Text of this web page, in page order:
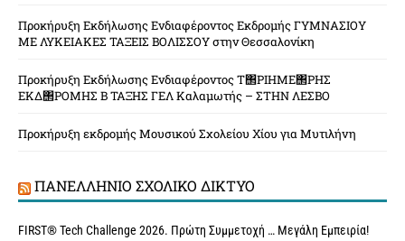
Προκήρυξη Εκδήλωσης Ενδιαφέροντος Εκδρομής ΓΥΜΝΑΣΙΟΥ
ΜΕ ΛΥΚΕΙΑΚΕΣ ΤΑΞΕΙΣ ΒΟΛΙΣΣΟΥ στην Θεσσαλονίκη
Προκήρυξη Εκδήλωσης Ενδιαφέροντος Τ΢ΡΙΗΜΕ΢ΡΗΣ
ΕΚΔ΢ΡΟΜΗΣ Β ΤΑΞΗΣ ΓΕΛ Καλαμωτής – ΣΤΗΝ ΛΕΣΒΟ
Προκήρυξη εκδρομής Μουσικού Σχολείου Χίου για Μυτιλήνη
ΠΑΝΕΛΛΉΝΙΟ ΣΧΟΛΙΚΌ ΔΊΚΤΥΟ
FIRST® Tech Challenge 2026. Πρώτη Συμμετοχή … Μεγάλη Εμπειρία!